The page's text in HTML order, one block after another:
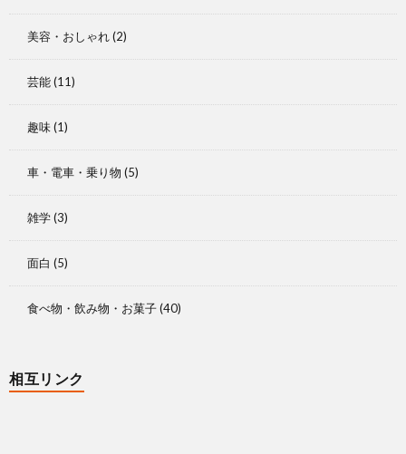
美容・おしゃれ(2)
芸能(11)
趣味(1)
車・電車・乗り物 (5)
雑学(3)
面白 (5)
食べ物・飲み物・お菓子(40)
相互リンク